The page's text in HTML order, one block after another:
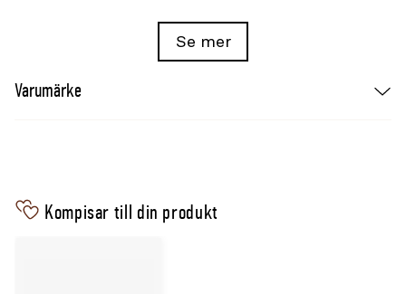
reflekterar långvågig infraröd energi, FIR.
blodgenomströmning samt stödja komfort och
utan att remmen trycker mot hästens bröst.
Kontrollera regelbundet passformen och ta
Se mer
Varumärke
Kompisar till din produkt